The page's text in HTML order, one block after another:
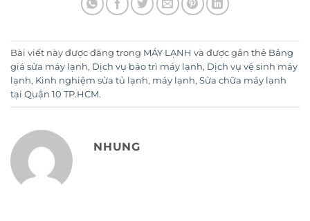
Bài viết này được đăng trong MÁY LẠNH và được gắn thẻ Bảng
giá sửa máy lạnh, Dịch vụ bảo trì máy lạnh, Dịch vụ vệ sinh máy
lạnh, Kinh nghiệm sửa tủ lạnh, máy lạnh, Sửa chữa máy lạnh
tại Quận 10 TP.HCM.
NHUNG